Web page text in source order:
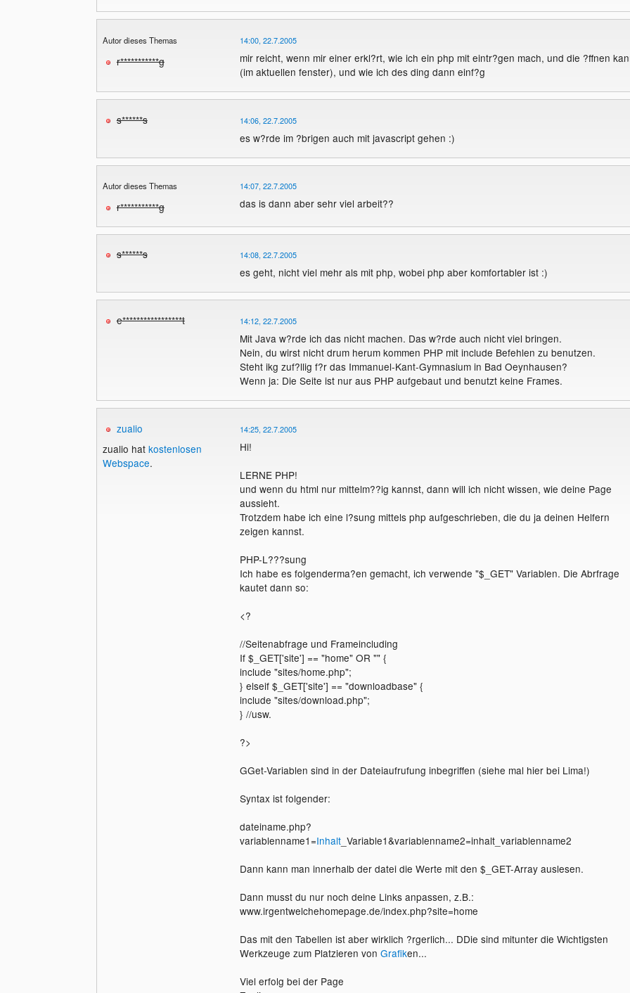
Autor dieses Themas
r***********g
14:00, 22.7.2005
mir reicht, wenn mir einer erkl?rt, wie ich ein php mit eintr?gen mach, und die ?ffnen
(im aktuellen fenster), und wie ich des ding dann einf?g
s******s 14:06, 22.7.2005
es w?rde im ?brigen auch mit javascript gehen :)
Autor dieses Themas
r***********g
14:07, 22.7.2005
das is dann aber sehr viel arbeit??
s******s 14:08, 22.7.2005
es geht, nicht viel mehr als mit php, wobei php aber komfortabler ist :)
e*****************t 14:12, 22.7.2005
Mit Java w?rde ich das nicht machen. Das w?rde auch nicht viel bringen.
Nein, du wirst nicht drum herum kommen PHP mit include Befehlen zu benutzen.
Steht ikg zuf?llig f?r das Immanuel-Kant-Gymnasium in Bad Oeynhausen?
Wenn ja: Die Seite ist nur aus PHP aufgebaut und benutzt keine Frames.
zualio
zualio hat kostenlosen
Webspace.
14:25, 22.7.2005
Hi!
LERNE PHP!
und wenn du html nur mittelm??ig kannst, dann will ich nicht wissen, wie deine Page
aussieht.
Trotzdem habe ich eine l?sung mittels php aufgeschrieben, die du ja deinen Helfern
zeigen kannst.
PHP-L???sung
Ich habe es folgenderma?en gemacht, ich verwende "$_GET" Variablen. Die Abrfrage
kautet dann so:
<?
//Seitenabfrage und Frameincluding
If $_GET['site'] == "home" OR "" {
include "sites/home.php";
} elseif $_GET['site'] == "downloadbase" {
include "sites/download.php";
} //usw.
?>
GGet-Variablen sind in der Dateiaufrufung inbegriffen (siehe mal hier bei Lima!)
Syntax ist folgender:
dateiname.php?
variablenname1=Inhalt_Variable1&variablenname2=inhalt_variablenname2
Dann kann man innerhalb der datei die Werte mit den $_GET-Array auslesen.
Dann musst du nur noch deine Links anpassen, z.B.:
www.irgentwelchehomepage.de/index.php?site=home
Das mit den Tabellen ist aber wirklich ?rgerlich... DDie sind mitunter die Wichtigsten
Werkzeuge zum Platzieren von Grafiken...
Viel erfolg bei der Page